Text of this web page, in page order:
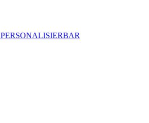
PERSONALISIERBAR